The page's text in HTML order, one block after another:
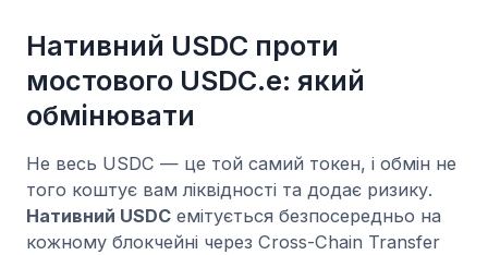
Нативний USDC проти
мостового USDC.e: який
обмінювати
Не весь USDC — це той самий токен, і обмін не
того коштує вам ліквідності та додає ризику.
Нативний USDC емітується безпосередньо на
кожному блокчейні через Cross-Chain Transfer